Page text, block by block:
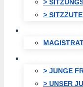
>
>
> JUNGE
> UNSER